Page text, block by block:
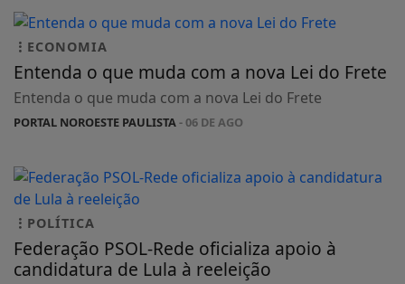
ECONOMIA
Entenda o que muda com a nova Lei do Frete
Entenda o que muda com a nova Lei do Frete
PORTAL NOROESTE PAULISTA- 06 DE AGO
POLÍTICA
Federação PSOL-Rede oficializa apoio à
candidatura de Lula à reeleição